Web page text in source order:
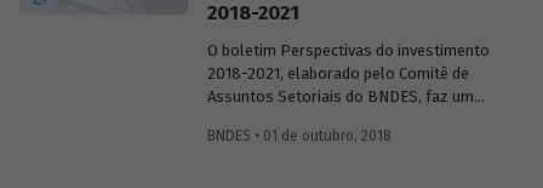
2018-2021
O boletim Perspectivas do investimento
2018-2021, elaborado pelo Comitê de
Assuntos Setoriais do BNDES, faz um
em 20 setores da economia, sendo 12 da
BNDES • 01 de outubro, 2018